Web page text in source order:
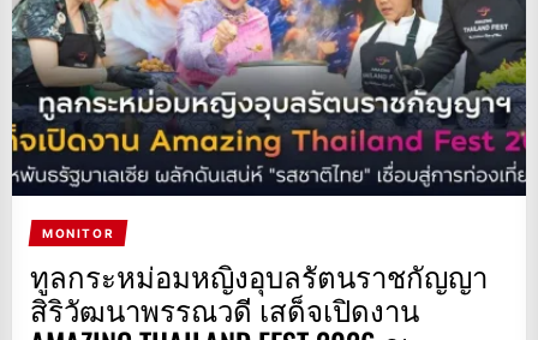
MONITOR
ทูลกระหม่อมหญิงอุบลรัตนราชกัญญา
สิริวัฒนาพรรณวดี เสด็จเปิดงาน